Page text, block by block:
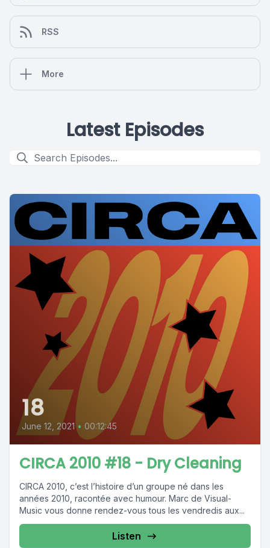
RSS
More
Latest Episodes
18
June 12, 2021 • 00:12:45
CIRCA 2010 #18 - Dry Cleaning
CIRCA 2010, c’est l’histoire d’un groupe né dans les
années 2010, racontée avec humour. Marc de Visual-
Music vous donne rendez-vous tous les vendredis aux...
Listen